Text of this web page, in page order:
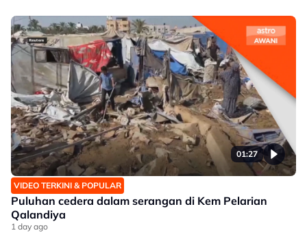
01:27
VIDEO TERKINI & POPULAR
Puluhan cedera dalam serangan di Kem Pelarian
Qalandiya
1 day ago